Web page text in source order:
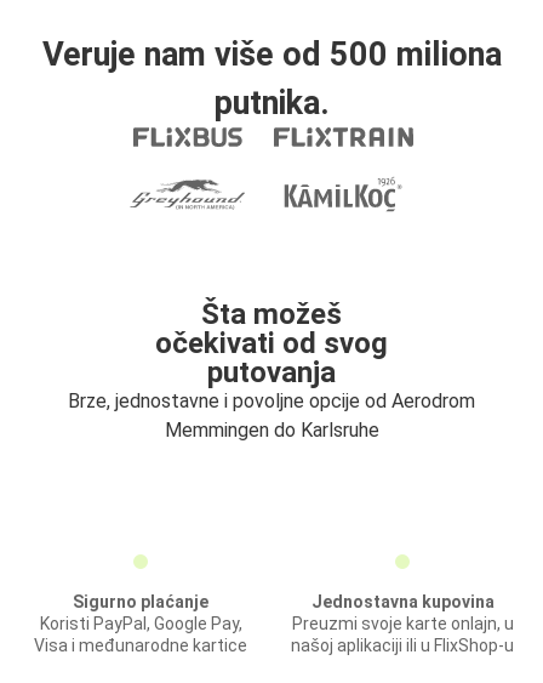
Veruje nam više od 500 miliona
putnika.
Šta možeš
očekivati od svog
putovanja
Brze, jednostavne i povoljne opcije od Aerodrom
Memmingen do Karlsruhe
Sigurno plaćanje
Koristi PayPal, Google Pay,
Visa i međunarodne kartice
Jednostavna kupovina
Preuzmi svoje karte onlajn, u
našoj aplikaciji ili u FlixShop-u